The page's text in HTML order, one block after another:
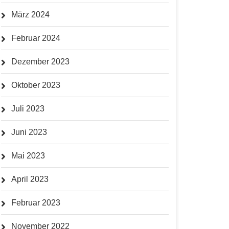
März 2024
Februar 2024
Dezember 2023
Oktober 2023
Juli 2023
Juni 2023
Mai 2023
April 2023
Februar 2023
November 2022